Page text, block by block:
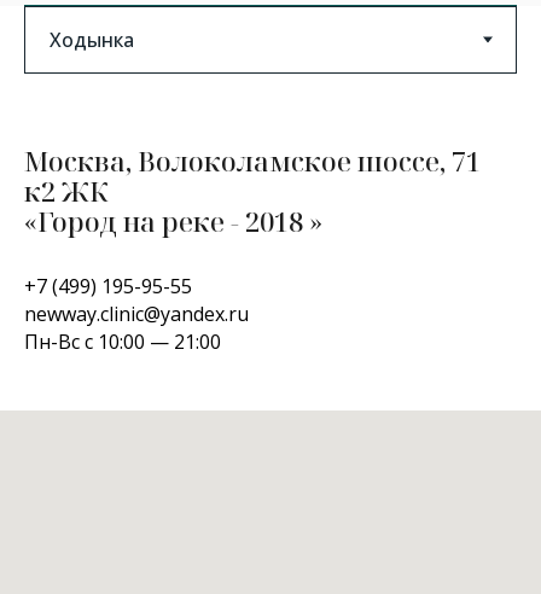
Москва, Волоколамское шоссе, 71
к2 ЖК
«Город на реке - 2018 »
+7 (499) 195-95-55
newway.clinic@yandex.ru
Пн-Вс с 10:00 — 21:00